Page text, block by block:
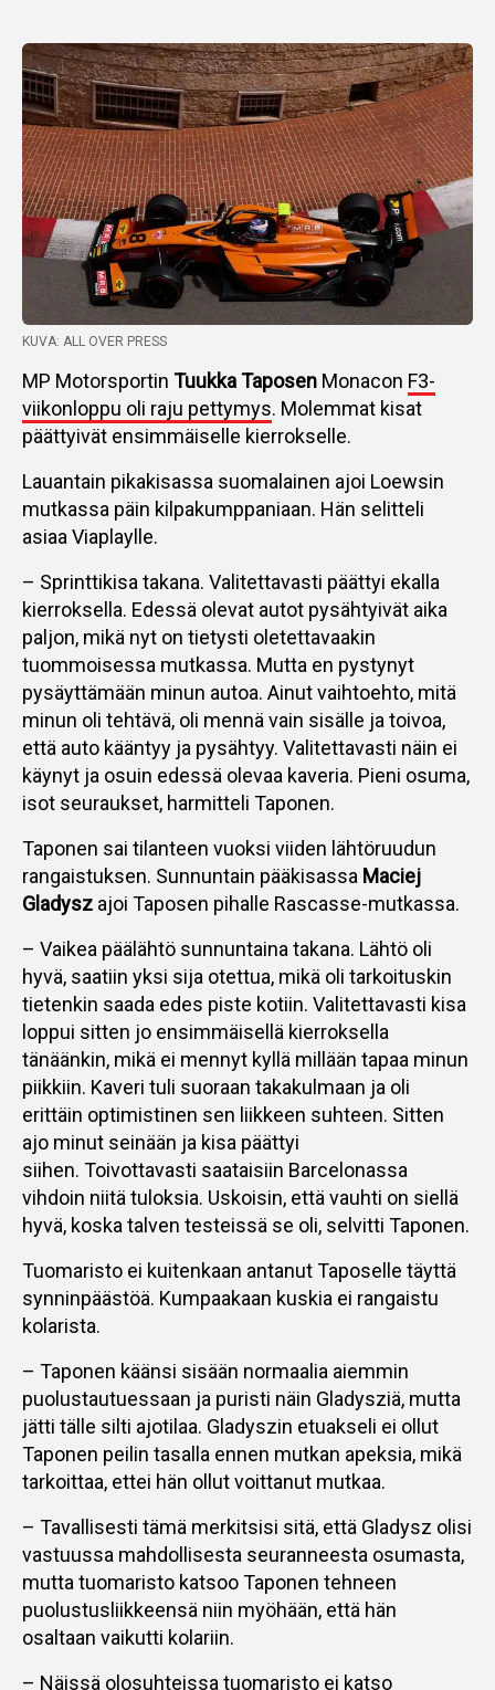
KUVA: ALL OVER PRESS
MP Motorsportin Tuukka Taposen Monacon F3-
viikonloppu oli raju pettymys. Molemmat kisat
päättyivät ensimmäiselle kierrokselle.
Lauantain pikakisassa suomalainen ajoi Loewsin
mutkassa päin kilpakumppaniaan. Hän selitteli
asiaa Viaplaylle.
– Sprinttikisa takana. Valitettavasti päättyi ekalla
kierroksella. Edessä olevat autot pysähtyivät aika
paljon, mikä nyt on tietysti oletettavaakin
tuommoisessa mutkassa. Mutta en pystynyt
pysäyttämään minun autoa. Ainut vaihtoehto, mitä
minun oli tehtävä, oli mennä vain sisälle ja toivoa,
että auto kääntyy ja pysähtyy. Valitettavasti näin ei
käynyt ja osuin edessä olevaa kaveria. Pieni osuma,
isot seuraukset, harmitteli Taponen.
Taponen sai tilanteen vuoksi viiden lähtöruudun
rangaistuksen. Sunnuntain pääkisassa Maciej
Gladysz ajoi Taposen pihalle Rascasse-mutkassa.
– Vaikea päälähtö sunnuntaina takana. Lähtö oli
hyvä, saatiin yksi sija otettua, mikä oli tarkoituskin
tietenkin saada edes piste kotiin. Valitettavasti kisa
loppui sitten jo ensimmäisellä kierroksella
tänäänkin, mikä ei mennyt kyllä millään tapaa minun
piikkiin. Kaveri tuli suoraan takakulmaan ja oli
erittäin optimistinen sen liikkeen suhteen. Sitten
ajo minut seinään ja kisa päättyi
siihen. Toivottavasti saataisiin Barcelonassa
vihdoin niitä tuloksia. Uskoisin, että vauhti on siellä
hyvä, koska talven testeissä se oli, selvitti Taponen.
Tuomaristo ei kuitenkaan antanut Taposelle täyttä
synninpäästöä. Kumpaakaan kuskia ei rangaistu
kolarista.
– Taponen käänsi sisään normaalia aiemmin
puolustautuessaan ja puristi näin Gladysziä, mutta
jätti tälle silti ajotilaa. Gladyszin etuakseli ei ollut
Taponen peilin tasalla ennen mutkan apeksia, mikä
tarkoittaa, ettei hän ollut voittanut mutkaa.
– Tavallisesti tämä merkitsisi sitä, että Gladysz olisi
vastuussa mahdollisesta seuranneesta osumasta,
mutta tuomaristo katsoo Taponen tehneen
puolustusliikkeensä niin myöhään, että hän
osaltaan vaikutti kolariin.
– Näissä olosuhteissa tuomaristo ei katso